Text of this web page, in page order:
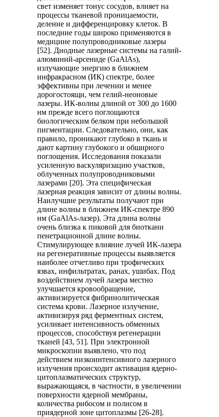
свет изменяет тонус сосудов, влияет на
процессы тканевой проницаемости,
деление и дифференцировку клеток. В
последние годы широко применяются в
медицине полупроводниковые лазеры
[52]. Диодные лазерные системы на галий-
алюминий-арсениде (GaAlAs),
излучающие энергию в ближнем
инфракрасном (ИК) спектре, более
эффективны при лечении и менее
дорогостоящи, чем гелий-неоновые
лазеры. ИК-волны длиной от 300 до 1600
нм прежде всего поглощаются
биологическим белком при небольшой
пигментации. Следовательно, они, как
правило, проникают глубоко в ткань и
дают картину глубокого и обширного
поглощения. Исследования показали
усиленную васкуляризацию участков,
облученных полупроводниковыми
лазерами [20]. Эта специфическая
лазерная реакция зависит от длины волны.
Наилучшие результаты получают при
длине волны в ближнем ИК-спектре 890
нм (GaAlAs-лазер). Эта длина волны
очень близка к пиковой для биоткани
пенетрационной длине волны.
Стимулирующее влияние лучей ИК-лазера
на регенеративные процессы выявляется
наиболее отчетливо при трофических
язвах, инфильтратах, ранах, ушибах. Под
воздействием лучей лазера местно
улучшается кровообращение,
активизируется фибринолитическая
система крови. Лазерное излучение,
активизируя ряд ферментных систем,
усиливает интенсивность обменных
процессов, способствуя регенерации
тканей [43, 51]. При электронной
микроскопии выявлено, что под
действием низкоинтенсивного лазерного
излучения происходит активация ядерно-
цитоплазматических структур,
выражающаяся, в частности, в увеличении
поверхности ядерной мембраны,
количества рибосом и полисом в
приядерной зоне цитоплазмы [26-28].